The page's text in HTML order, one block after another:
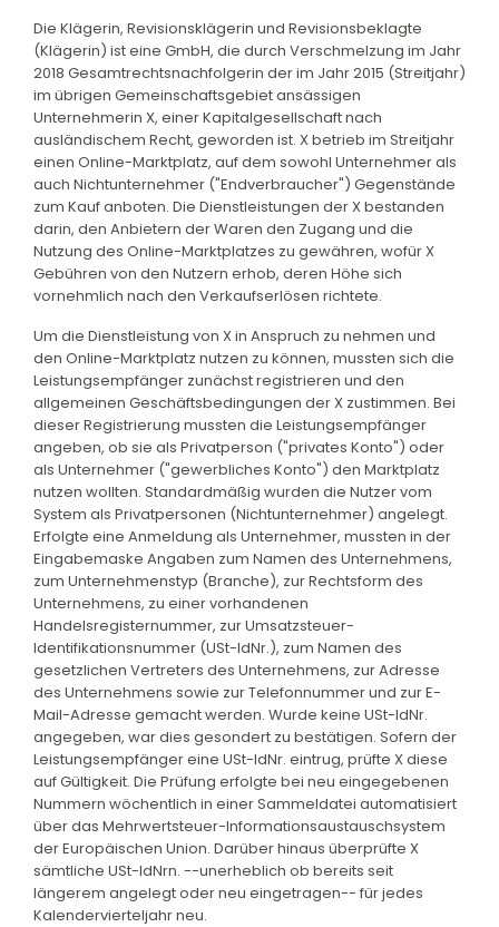
Die Klägerin, Revisionsklägerin und Revisionsbeklagte
(Klägerin) ist eine GmbH, die durch Verschmelzung im Jahr
2018 Gesamtrechtsnachfolgerin der im Jahr 2015 (Streitjahr)
im übrigen Gemeinschaftsgebiet ansässigen
Unternehmerin X, einer Kapitalgesellschaft nach
ausländischem Recht, geworden ist. X betrieb im Streitjahr
einen Online-Marktplatz, auf dem sowohl Unternehmer als
auch Nichtunternehmer ("Endverbraucher") Gegenstände
zum Kauf anboten. Die Dienstleistungen der X bestanden
darin, den Anbietern der Waren den Zugang und die
Nutzung des Online-Marktplatzes zu gewähren, wofür X
Gebühren von den Nutzern erhob, deren Höhe sich
vornehmlich nach den Verkaufserlösen richtete.
Um die Dienstleistung von X in Anspruch zu nehmen und
den Online-Marktplatz nutzen zu können, mussten sich die
Leistungsempfänger zunächst registrieren und den
allgemeinen Geschäftsbedingungen der X zustimmen. Bei
dieser Registrierung mussten die Leistungsempfänger
angeben, ob sie als Privatperson ("privates Konto") oder
als Unternehmer ("gewerbliches Konto") den Marktplatz
nutzen wollten. Standardmäßig wurden die Nutzer vom
System als Privatpersonen (Nichtunternehmer) angelegt.
Erfolgte eine Anmeldung als Unternehmer, mussten in der
Eingabemaske Angaben zum Namen des Unternehmens,
zum Unternehmenstyp (Branche), zur Rechtsform des
Unternehmens, zu einer vorhandenen
Handelsregisternummer, zur Umsatzsteuer-
Identifikationsnummer (USt-IdNr.), zum Namen des
gesetzlichen Vertreters des Unternehmens, zur Adresse
des Unternehmens sowie zur Telefonnummer und zur E-
Mail-Adresse gemacht werden. Wurde keine USt-IdNr.
angegeben, war dies gesondert zu bestätigen. Sofern der
Leistungsempfänger eine USt-IdNr. eintrug, prüfte X diese
auf Gültigkeit. Die Prüfung erfolgte bei neu eingegebenen
Nummern wöchentlich in einer Sammeldatei automatisiert
über das Mehrwertsteuer-Informationsaustauschsystem
der Europäischen Union. Darüber hinaus überprüfte X
sämtliche USt-IdNrn. --unerheblich ob bereits seit
längerem angelegt oder neu eingetragen-- für jedes
Kalendervierteljahr neu.